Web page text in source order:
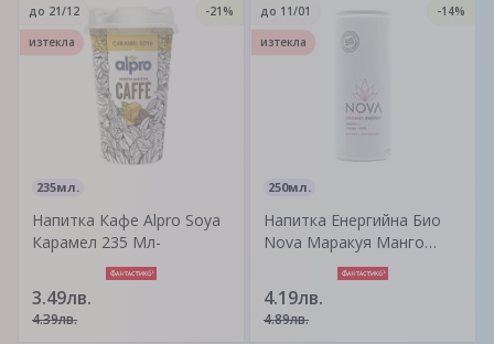
235мл.
Напитка Кафе Alpro Soya
Карамел 235 Мл-
3.49лв.
4.39лв.
до 21/12
-21%
изтекла
250мл.
Напитка Енергийна Био
Nova Маракуя Манго
Мента 250 Мл -
4.19лв.
4.89лв.
до 11/01
-14%
изтекла